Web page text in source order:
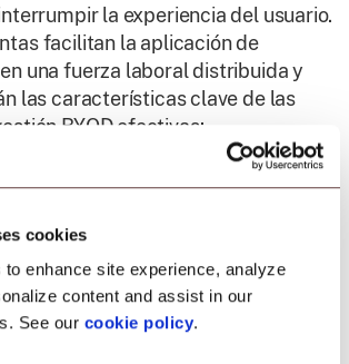
cookies
enhance site experience, analyze
content and assist in our
See our cookie policy.
la experiencia del usuario.
facilitan la aplicación de
una fuerza laboral distribuida y
las características clave de las
BYOD efectivas:
y Acceso de
dispositivos antes de que se
corporativos.